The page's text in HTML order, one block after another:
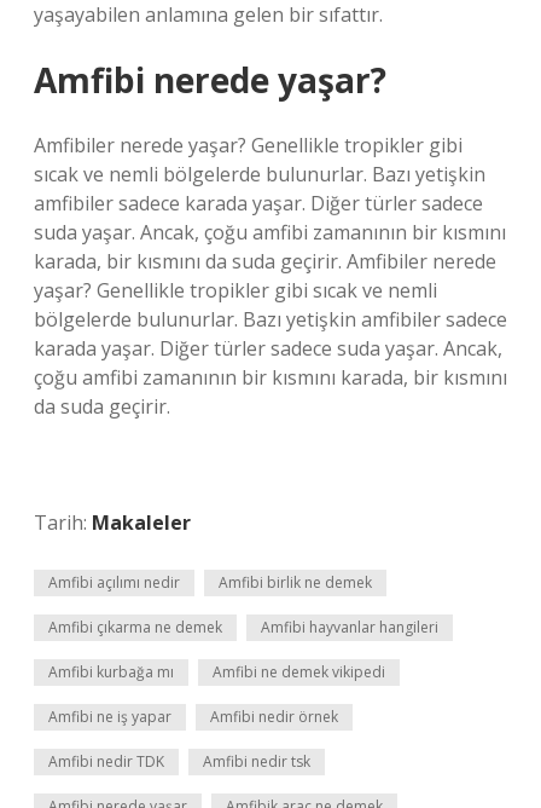
yaşayabilen anlamına gelen bir sıfattır.
Amfibi nerede yaşar?
Amfibiler nerede yaşar? Genellikle tropikler gibi
sıcak ve nemli bölgelerde bulunurlar. Bazı yetişkin
amfibiler sadece karada yaşar. Diğer türler sadece
suda yaşar. Ancak, çoğu amfibi zamanının bir kısmını
karada, bir kısmını da suda geçirir. Amfibiler nerede
yaşar? Genellikle tropikler gibi sıcak ve nemli
bölgelerde bulunurlar. Bazı yetişkin amfibiler sadece
karada yaşar. Diğer türler sadece suda yaşar. Ancak,
çoğu amfibi zamanının bir kısmını karada, bir kısmını
da suda geçirir.
Tarih: Makaleler
Amfibi açılımı nedir Amfibi birlik ne demek
Amfibi çıkarma ne demek Amfibi hayvanlar hangileri
Amfibi kurbağa mı Amfibi ne demek vikipedi
Amfibi ne iş yapar Amfibi nedir örnek
Amfibi nedir TDK Amfibi nedir tsk